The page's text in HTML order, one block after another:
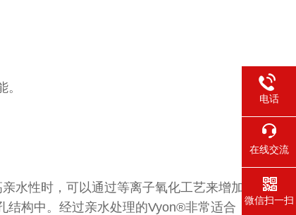
水性时，可以通过等离子氧化工艺来增加
结构中。经过亲水处理的Vyon®非常适合
电话
在线交流
微信扫一扫